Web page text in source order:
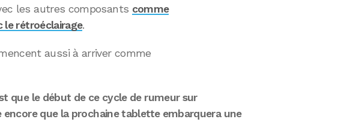
les autres composants comme
le rétroéclairage.
aussi à arriver comme
que le début de ce cycle de rumeur sur
encore que la prochaine tablette embarquera une